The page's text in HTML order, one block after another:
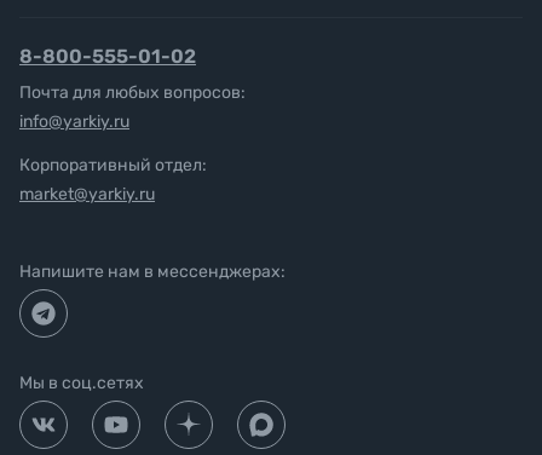
8-800-555-01-02
Почта для любых вопросов:
info@yarkiy.ru
Корпоративный отдел:
market@yarkiy.ru
Напишите нам в мессенджерах:
Мы в соц.сетях